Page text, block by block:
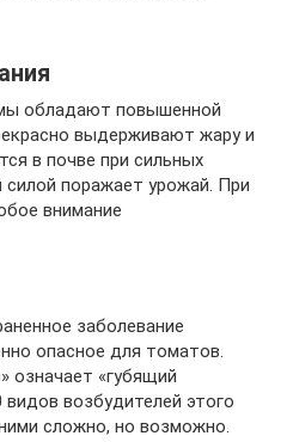
обладают повышенной
выдерживают жару и
в почве при сильных
силой поражает урожай. При
внимание
заболевание
опасное для томатов.
означает «губящий
возбудителей этого
сложно, но возможно.